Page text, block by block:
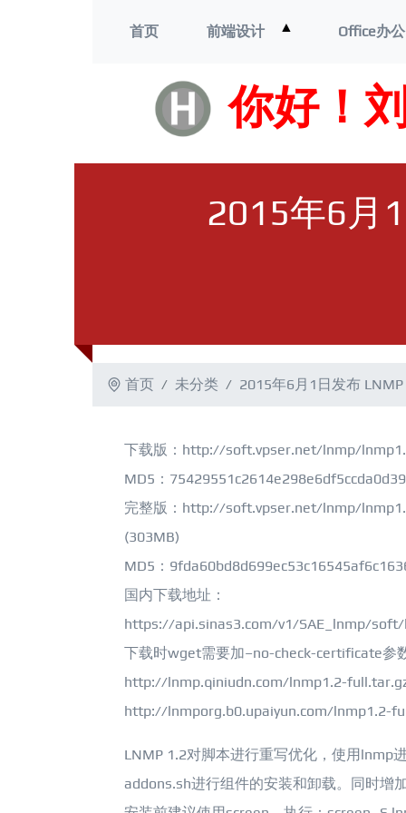
你好！
首页 前端设计 ▲
单
Office办公
2015年6月
首页 未分类 2015年6月1日发布
下载版：http://soft.vpser.net/lnmp/
MD5：
完整版：http://soft.vpser.net/lnmp/
(303MB)
MD5：
国内下载地址：
https://api.sinas3.com/v1/SAE_lnmp/
下载时wget需要加–no-check-certificate参
http://lnmp.qiniudn.com/lnmp1.2-
http://lnmporg.b0.upaiyun.com/lnmp1.2-
LNMP 1.2对脚本进行重写优化，使用lnmp
addons.sh进行组件的安装和卸载。同时增